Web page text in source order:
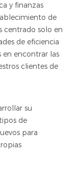
y finanzas
de
centrado solo en
de eficiencia
en encontrar las
clientes de
su
de
para